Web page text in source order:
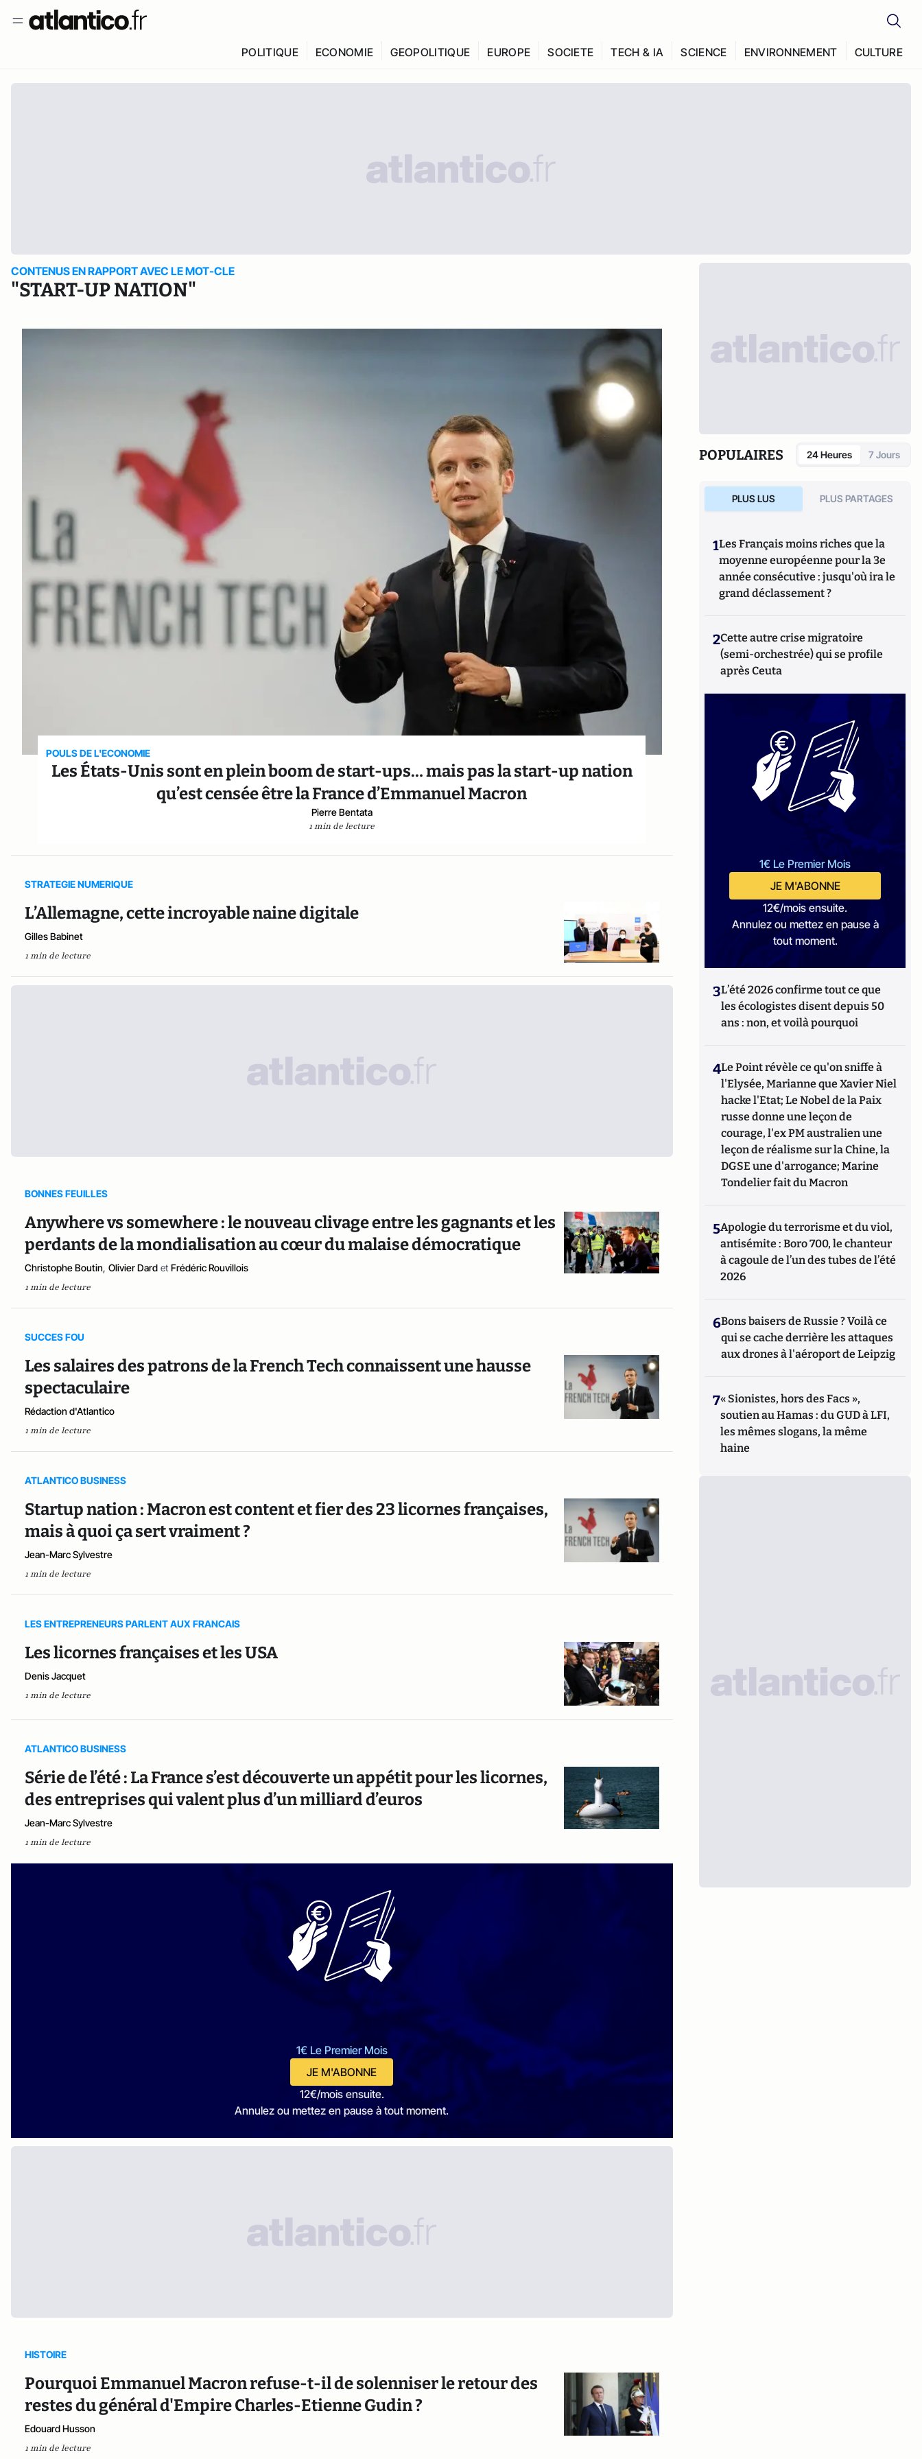
POLITIQUE ECONOMIE GEOPOLITIQUE EUROPE SOCIETE TECH & IA SCIENCE ENVIRONNEMENT CULTURE
CONTENUS EN RAPPORT AVEC LE MOT-CLE
"START-UP NATION"
POULS DE L'ECONOMIE
Les États-Unis sont en plein boom de start-ups… mais pas la start-up nation
qu’est censée être la France d’Emmanuel Macron
Pierre Bentata
1 min de lecture
STRATEGIE NUMERIQUE
L’Allemagne, cette incroyable naine digitale
Gilles Babinet
1 min de lecture
BONNES FEUILLES
Anywhere vs somewhere : le nouveau clivage entre les gagnants et les
perdants de la mondialisation au cœur du malaise démocratique
Christophe Boutin, Olivier Dard et Frédéric Rouvillois
1 min de lecture
SUCCES FOU
Les salaires des patrons de la French Tech connaissent une hausse
spectaculaire
Rédaction d'Atlantico
1 min de lecture
ATLANTICO BUSINESS
Startup nation : Macron est content et fier des 23 licornes françaises,
mais à quoi ça sert vraiment ?
Jean-Marc Sylvestre
1 min de lecture
LES ENTREPRENEURS PARLENT AUX FRANCAIS
Les licornes françaises et les USA
Denis Jacquet
1 min de lecture
ATLANTICO BUSINESS
Série de l’été : La France s’est découverte un appétit pour les licornes,
des entreprises qui valent plus d’un milliard d’euros
Jean-Marc Sylvestre
1 min de lecture
1€ Le Premier Mois
JE M'ABONNE
12€/mois ensuite.
Annulez ou mettez en pause à tout moment.
HISTOIRE
Pourquoi Emmanuel Macron refuse-t-il de solenniser le retour des
restes du général d'Empire Charles-Etienne Gudin ?
Edouard Husson
1 min de lecture
POPULAIRES 24 Heures 7 Jours
PLUS LUS PLUS PARTAGES
1Les Français moins riches que la
moyenne européenne pour la 3e
année consécutive : jusqu'où ira le
grand déclassement ?
2Cette autre crise migratoire
(semi-orchestrée) qui se profile
après Ceuta
1€ Le Premier Mois
JE M'ABONNE
12€/mois ensuite.
Annulez ou mettez en pause à
tout moment.
3L’été 2026 confirme tout ce que
les écologistes disent depuis 50
ans : non, et voilà pourquoi
4Le Point révèle ce qu'on sniffe à
l'Elysée, Marianne que Xavier Niel
hacke l'Etat; Le Nobel de la Paix
russe donne une leçon de
courage, l'ex PM australien une
leçon de réalisme sur la Chine, la
DGSE une d'arrogance; Marine
Tondelier fait du Macron
5Apologie du terrorisme et du viol,
antisémite : Boro 700, le chanteur
à cagoule de l’un des tubes de l’été
2026
6Bons baisers de Russie ? Voilà ce
qui se cache derrière les attaques
aux drones à l'aéroport de Leipzig
7« Sionistes, hors des Facs »,
soutien au Hamas : du GUD à LFI,
les mêmes slogans, la même
haine